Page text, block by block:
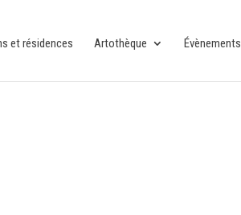
et résidences Artothèque Évènements